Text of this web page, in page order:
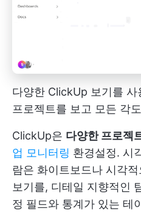
다양한 ClickUp 보기를 사
프로젝트를 보고 모든 각
ClickUp은 다양한 프로젝
업 모니터링 환경설정. 시
람은 화이트보드나 시각
보기를, 디테일 지향적인
정 필드와 통계가 있는 테